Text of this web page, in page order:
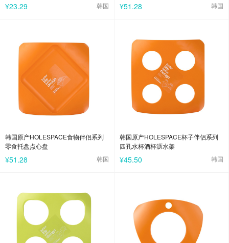
¥23.29 韩国 ¥51.28 韩国
韩国原产HOLESPACE食物伴侣系列
零食托盘点心盘
¥51.28 韩国
韩国原产HOLESPACE杯子伴侣系列
四孔水杯酒杯沥水架
¥45.50 韩国